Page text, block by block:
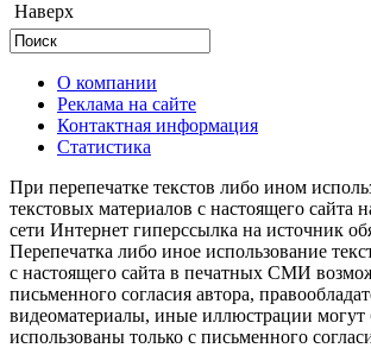
Наверх
О компании
Реклама на сайте
Контактная информация
Статистика
При перепечатке текстов либо ином
текстовых материалов с настоящего сайта
сети Интернет гиперссылка на источник
Перепечатка либо иное использование
с настоящего сайта в печатных СМИ
письменного согласия автора,
видеоматериалы, иные иллюстрации могут
использованы только с письменного